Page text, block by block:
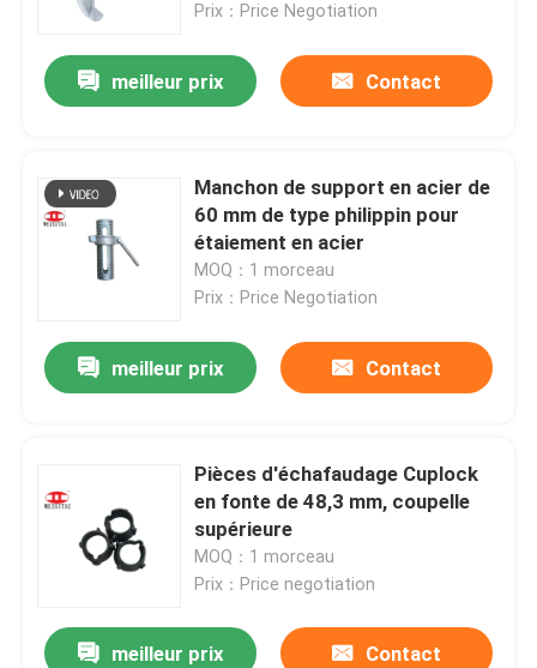
Prix：Price Negotiation
meilleur prix Contact
Manchon de support en acier de
60 mm de type philippin pour
étaiement en acier
MOQ：1 morceau
Prix：Price Negotiation
meilleur prix Contact
Pièces d'échafaudage Cuplock
en fonte de 48,3 mm, coupelle
supérieure
MOQ：1 morceau
Prix：Price negotiation
meilleur prix Contact